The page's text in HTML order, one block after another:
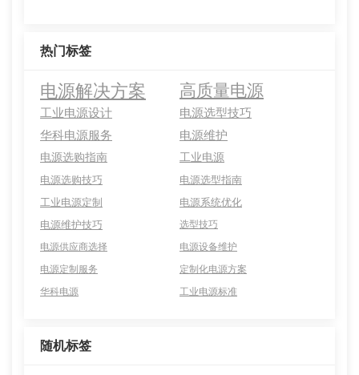
热门标签
电源解决方案 高质量电源
工业电源设计
电源选型技巧
华科电源服务
电源维护
电源选购指南 工业电源
电源选购技巧
电源选型指南
工业电源定制
电源系统优化
电源维护技巧
选型技巧
电源供应商选择
电源设备维护
电源定制服务
定制化电源方案
华科电源
工业电源标准
随机标签